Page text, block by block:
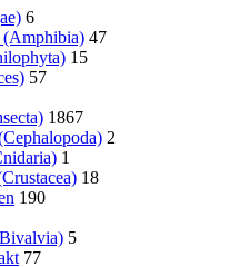
6
47
15
57
1867
2
1
18
190
5
77